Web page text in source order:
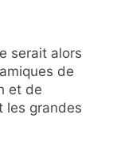
serait alors
de
et de
les grandes